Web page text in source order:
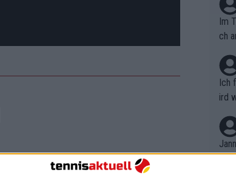
Im
ch
Ich
ird
r in
em